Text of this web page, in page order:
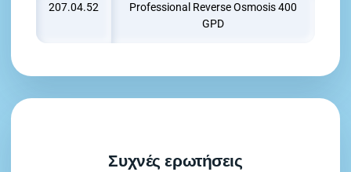
207.04.52
Professional Reverse Osmosis 400
GPD
Συχνές ερωτήσεις